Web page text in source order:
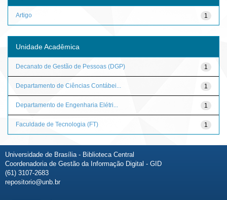
1
Artigo
Unidade Acadêmica
1
Decanato de Gestão de Pessoas (DGP)
1
Departamento de Ciências Contábei...
1
Departamento de Engenharia Elétri...
1
Faculdade de Tecnologia (FT)
Universidade de Brasília - Biblioteca Central
Coordenadoria de Gestão da Informação Digital - GID
(61) 3107-2683
repositorio@unb.br